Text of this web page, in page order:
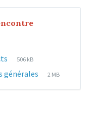
File
pdf
File
size:
506 kB
générales
File
pdf
File
2 MB